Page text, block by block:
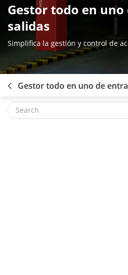
Gestor todo en
salidas
Simplifica la gestión y control de
Gestor todo en uno de